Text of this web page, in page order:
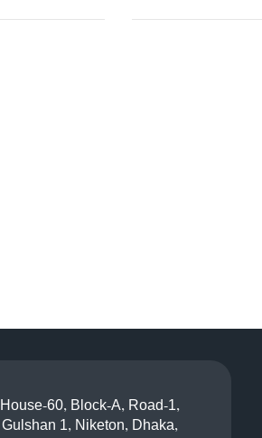
House-60, Block-A, Road-1,
Gulshan 1, Niketon, Dhaka,